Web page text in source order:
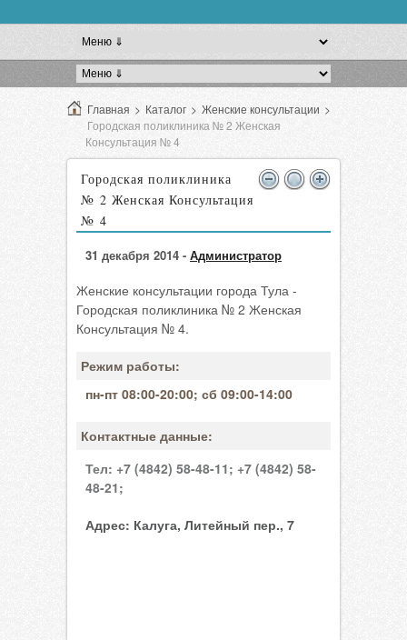
Главная > Каталог > Женские консультации >
Городская поликлиника № 2 Женская
Консультация № 4
Городская поликлиника
№ 2 Женская Консультация
№ 4
31 декабря 2014 - Администратор
Женские консультации города Тула -
Городская поликлиника № 2 Женская
Консультация № 4.
Режим работы:
пн-пт 08:00-20:00; сб 09:00-14:00
Контактные данные:
Тел: +7 (4842) 58-48-11; +7 (4842) 58-
48-21;
Адрес: Калуга, Литейный пер., 7